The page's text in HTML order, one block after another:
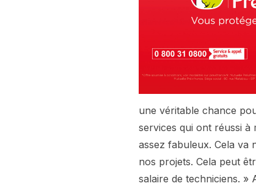
une véritable chance
services qui ont réussi à
assez fabuleux. Cela va
nos projets. Cela peut
salaire de techniciens. »